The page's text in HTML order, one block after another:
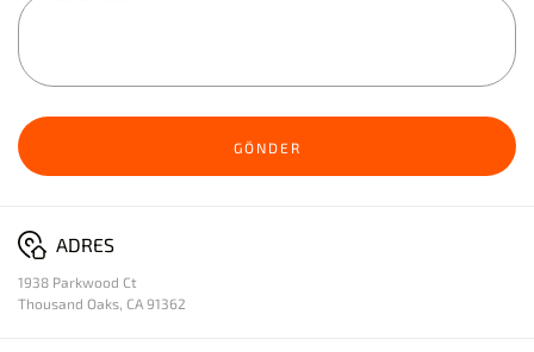
GÖNDER
ADRES
1938 Parkwood Ct
Thousand Oaks, CA 91362